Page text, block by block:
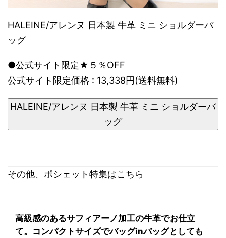
HALEINE/アレンヌ 日本製 牛革 ミニ ショルダーバ
ッグ
●公式サイト限定★５％OFF
公式サイト限定価格 : 13,338円(送料無料)
HALEINE/アレンヌ 日本製 牛革 ミニ ショルダーバ
ッグ
その他、ポシェット特集はこちら
高級感のあるサフィアーノ加工の牛革でお仕立
て。コンパクトサイズでバッグinバッグとしても